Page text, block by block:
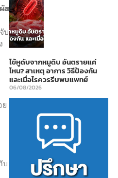
ส
บ
บ
ไข้หูดับจากหมูดิบ อันตรายแค่
ไหน? สาเหตุ อาการ วิธีป้องกัน
และเมื่อไรควรรีบพบแพทย์
06/08/2026